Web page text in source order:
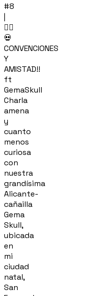
#8
|
🏴‍☠️
💀
CONVENCIONES
Y
AMISTAD!!
ft
GemaSkull
Charla
amena
y
cuanto
menos
curiosa
con
nuestra
grandísima
Alicante-
cañailla
Gema
Skull,
ubicada
en
mi
ciudad
natal,
San